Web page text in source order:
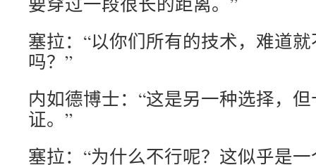
塞拉：“以你们所有的技术，难道
吗？”
内如德博士：“这是另一种选择，
证。”
塞拉：“为什么不行呢？这似乎是